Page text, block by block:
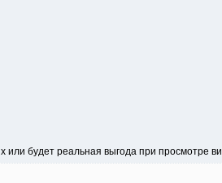
или будет реальная выгода при просмотре